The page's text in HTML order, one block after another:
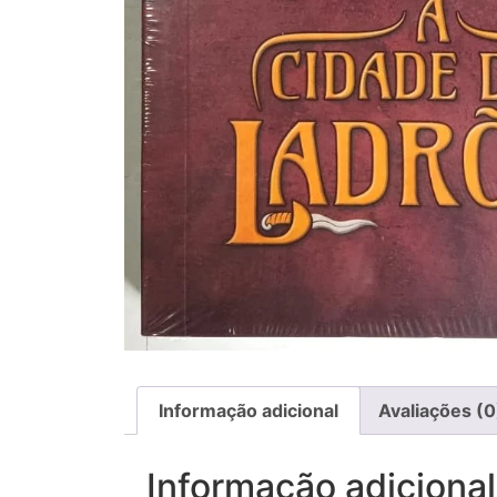
Informação adicional Avaliações
Informação adicional